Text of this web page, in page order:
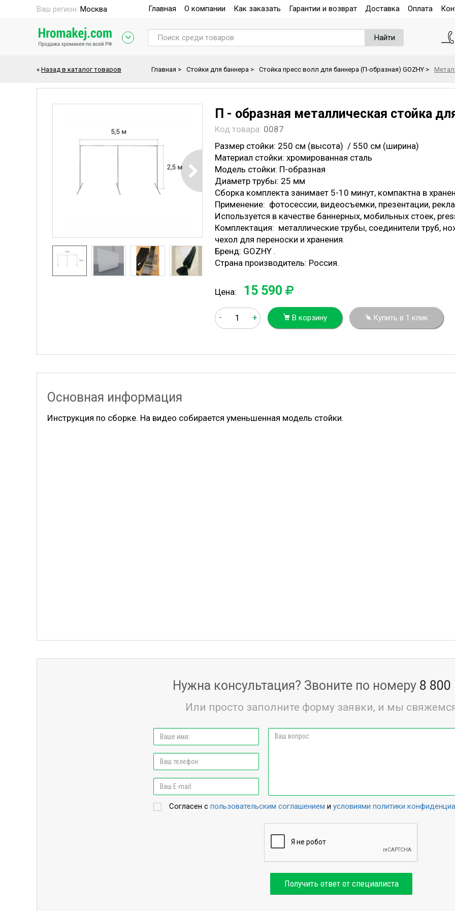
Ваш регион: Москва Главная О компании Как заказать Гарантии и возврат Доставка Оплата
Найти
« Назад в каталог товаров Главная > Стойки для баннера > Стойка пресс волл для баннера (П-образная) GOZHY >
П - образная металлическая стойка
Код товара: 0087
Размер стойки: 250 см (высота) / 550 см (ширина)
Материал стойки: хромированная сталь
Модель стойки: П-образная
Диаметр трубы: 25 мм
Cборка комплекта занимает 5-10 минут, компактна в
Применение: фотосессии, видеосъемки, презентации,
Используется в качестве баннерных, мобильных стоек,
Комплектация: металлические трубы, соединители труб,
чехол для переноски и хранения.
Бренд: GOZHY .
Страна производитель: Россия.
Цена: 15 590
- + В корзину Купить в 1 клик
Основная информация
Инструкция по сборке. На видео собирается уменьшенная модель стойки.
Нужна консультация? Звоните по номеру 8 800
Или просто заполните форму заявки, и мы
Согласен с пользовательским соглашением и условиями политики
Получить ответ от специалиста